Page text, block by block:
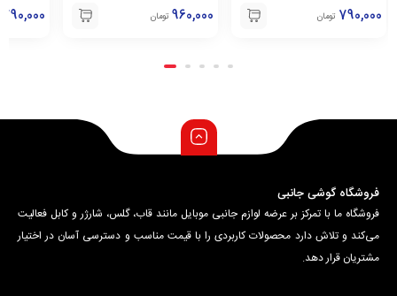
960,000 تومان 790,000 تومان 790,000
فروشگاه گوشی جانبی
فروشگاه ما با تمرکز بر عرضه لوازم جانبی موبایل مانند قاب، گلس، شارژر و کابل فعالیت
می‌کند و تلاش دارد محصولات کاربردی را با قیمت مناسب و دسترسی آسان در اختیار
مشتریان قرار دهد.